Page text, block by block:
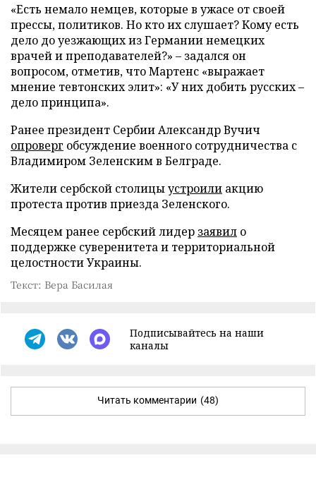
«Есть немало немцев, которые в ужасе от своей
прессы, политиков. Но кто их слушает? Кому есть
дело до уезжающих из Германии немецких
врачей и преподавателей?» – задался он
вопросом, отметив, что Мартенс «выражает
мнение тевтонских элит»: «У них добить русских –
дело принципа».
Ранее президент Сербии Александр Вучич
опроверг обсуждение военного сотрудничества с
Владимиром Зеленским в Белграде.
Жители сербской столицыустроили акцию
протеста против приезда Зеленского.
Месяцем ранее сербский лидер заявил о
поддержке суверенитета и территориальной
целостности Украины.
Текст: Вера Басилая
Подписывайтесь на наши
каналы
Читать комментарии (48)